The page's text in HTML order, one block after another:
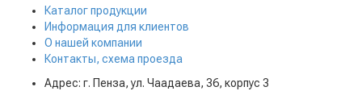
Каталог продукции
Информация для клиентов
О нашей компании
Контакты, схема проезда
Адрес: г. Пенза, ул. Чаадаева, 36, корпус 3